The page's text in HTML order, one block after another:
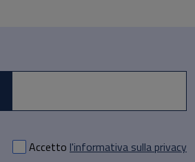
Accetto l'informativa sulla privacy